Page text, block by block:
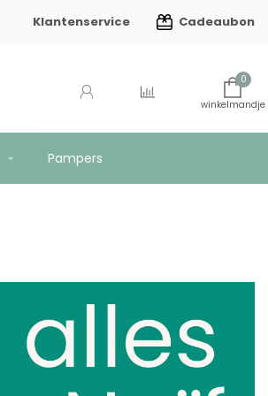
Klantenservice Cadeaubon
0
Pampers